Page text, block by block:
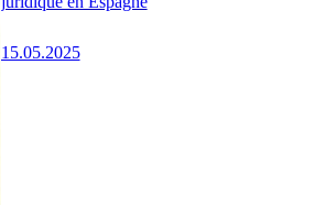
15.05.2025